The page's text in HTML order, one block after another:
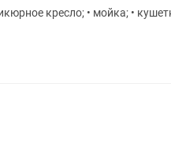
кресло; • мойка; •